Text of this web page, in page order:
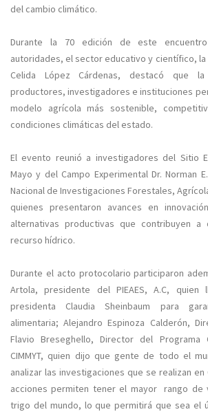
del cambio climático.
Durante la 70 edición de este
autoridades, el sector educativo y científico, la
Celida López Cárdenas, destacó que
productores, investigadores e instituciones
modelo agrícola más sostenible,
condiciones climáticas del estado.
El evento reunió a investigadores del Sitio
Mayo y del Campo Experimental Dr. Norman
Nacional de Investigaciones Forestales,
quienes presentaron avances en
alternativas productivas que contribuyen
recurso hídrico.
Durante el acto protocolario participaron
Artola, presidente del PIEAES, A.C,
presidenta Claudia Sheinbaum para
alimentaria; Alejandro Espinoza Calderón,
Flavio Breseghello, Director del
CIMMYT, quien dijo que gente de todo el
analizar las investigaciones que se realizan
acciones permiten tener el mayor rango de
trigo del mundo, lo que permitirá que sea el